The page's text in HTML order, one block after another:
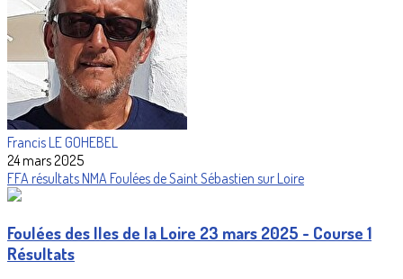
Francis LE GOHEBEL
24 mars 2025
FFArésultatsNMAFoulées de Saint Sébastien sur Loire
Foulées des Iles de la Loire 23 mars 2025 - Course 1
Résultats